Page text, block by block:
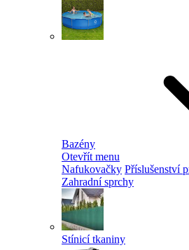
Bazény
Otevřít menu
Nafukovačky Příslušenství
Zahradní sprchy
Stínicí tkaniny